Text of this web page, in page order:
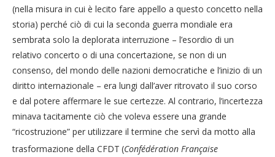
(nella misura in cui è lecito fare appello a questo concetto nella
storia) perché ciò di cui la seconda guerra mondiale era
sembrata solo la deplorata interruzione – l’esordio di un
relativo concerto o di una concertazione, se non di un
consenso, del mondo delle nazioni democratiche e l’inizio di un
diritto internazionale – era lungi dall’aver ritrovato il suo corso
e dal potere affermare le sue certezze. Al contrario, l’incertezza
minava tacitamente ciò che voleva essere una grande
“ricostruzione” per utilizzare il termine che servì da motto alla
trasformazione della CFDT (Confédération Française